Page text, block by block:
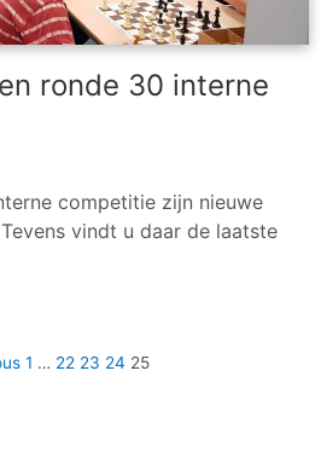
ronde 30 interne
competitie zijn nieuwe
vindt u daar de laatste
1 … 22 23 24 25